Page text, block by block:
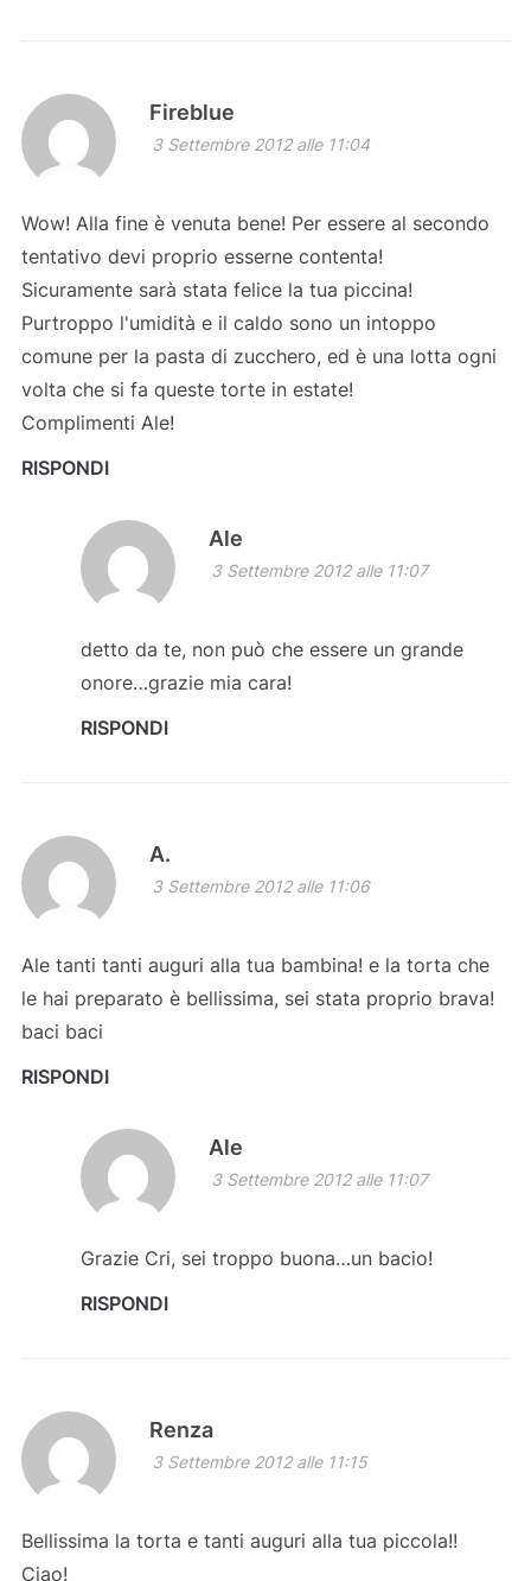
Fireblue
3 Settembre 2012 alle 11:04
Wow! Alla fine è venuta bene! Per essere al secondo
tentativo devi proprio esserne contenta!
Sicuramente sarà stata felice la tua piccina!
Purtroppo l'umidità e il caldo sono un intoppo
comune per la pasta di zucchero, ed è una lotta ogni
volta che si fa queste torte in estate!
Complimenti Ale!
RISPONDI
Ale
3 Settembre 2012 alle 11:07
detto da te, non può che essere un grande
onore…grazie mia cara!
RISPONDI
A.
3 Settembre 2012 alle 11:06
Ale tanti tanti auguri alla tua bambina! e la torta che
le hai preparato è bellissima, sei stata proprio brava!
baci baci
RISPONDI
Ale
3 Settembre 2012 alle 11:07
Grazie Cri, sei troppo buona…un bacio!
RISPONDI
Renza
3 Settembre 2012 alle 11:15
Bellissima la torta e tanti auguri alla tua piccola!!
Ciao!